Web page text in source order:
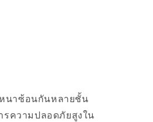
หนาซ้อนกันหลายชั้น
รความปลอดภัยสูงใน